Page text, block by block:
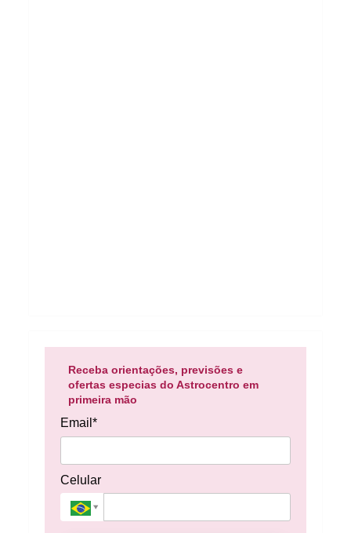
Receba orientações, previsões e
ofertas especias do Astrocentro em
primeira mão
Email*
Celular